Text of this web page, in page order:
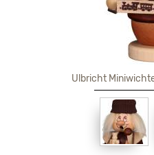
Ulbricht